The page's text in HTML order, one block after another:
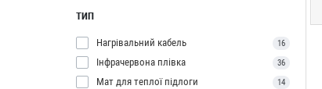
ТИП
Нагрівальний кабель 16
Інфрачервона плівка 36
Мат для теплої підлоги 14